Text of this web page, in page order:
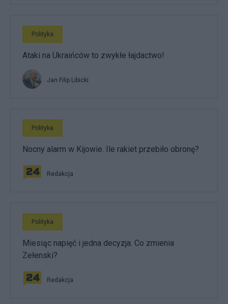
Polityka
Ataki na Ukraińców to zwykłe łajdactwo!
Jan Filip Libicki
Polityka
Nocny alarm w Kijowie. Ile rakiet przebiło obronę?
Redakcja
Polityka
Miesiąc napięć i jedna decyzja. Co zmienia
Zełenski?
Redakcja